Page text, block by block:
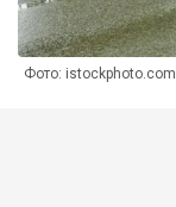
Фото: istockphoto.com